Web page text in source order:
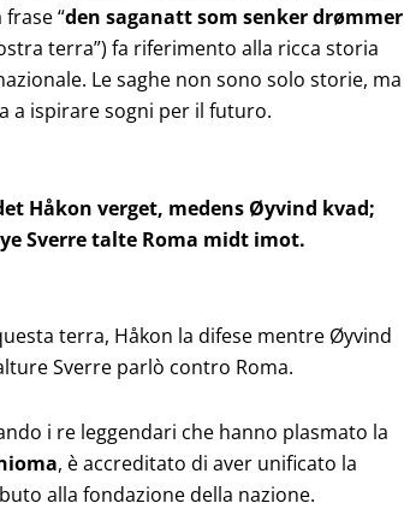
“den saganatt som senker drømmer
terra”) fa riferimento alla ricca storia
Le saghe non sono solo storie, ma
a ispirare sogni per il futuro.
Håkon verget, medens Øyvind kvad;
Sverre talte Roma midt imot.
terra, Håkon la difese mentre Øyvind
Sverre parlò contro Roma.
i re leggendari che hanno plasmato la
, è accreditato di aver unificato la
alla fondazione della nazione.